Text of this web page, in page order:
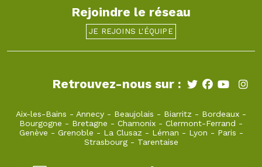
Rejoindre le réseau
JE REJOINS L'ÉQUIPE
Retrouvez-nous sur :
Aix-les-Bains - Annecy - Beaujolais - Biarritz - Bordeaux -
Bourgogne - Bretagne - Chamonix - Clermont-Ferrand -
Genève - Grenoble - La Clusaz - Léman - Lyon - Paris -
Strasbourg- Tarentaise